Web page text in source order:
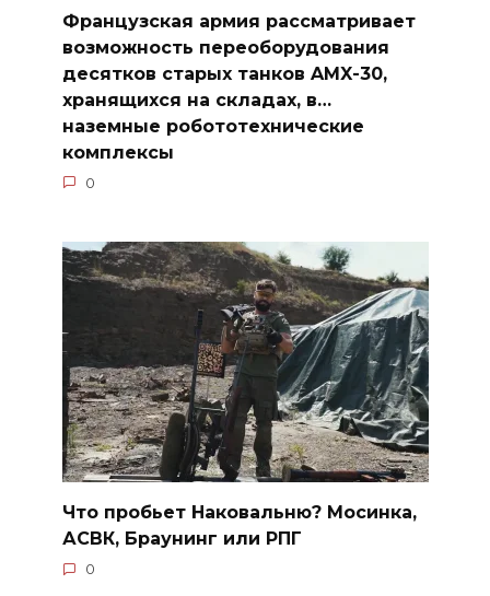
Французская армия рассматривает
возможность переоборудования
десятков старых танков AMX-30,
хранящихся на складах, в…
наземные робототехнические
комплексы
0
Что пробьет Наковальню? Мосинка,
АСВК, Браунинг или РПГ
0